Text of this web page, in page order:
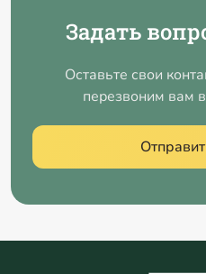
Задать
Оставьте свои
перезвоним вам